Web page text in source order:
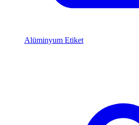
Alüminyum Etiket